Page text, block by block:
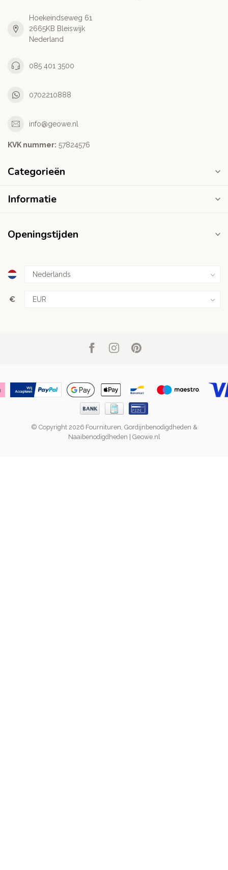
Hoekeindseweg 61
2665KB Bleiswijk
Nederland
085 401 3500
0702210888
info@geowe.nl
KVK nummer: ‭57824576‬
Categorieën
Informatie
Openingstijden
€
© Copyright 2026 Fournituren, Gordijnbenodigdheden &
Naaibenodigdheden | Geowe.nl